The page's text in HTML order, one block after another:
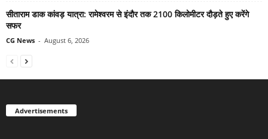
सीताराम डाक कांवड़ यात्रा: रामेश्वरम से इंदौर तक 2100 किलोमीटर दौड़ते हुए करेंगे
सफर
CG News - August 6, 2026
Advertisements